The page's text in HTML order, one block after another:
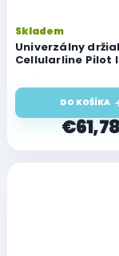
Univerzálny
Cellularline Pilot
bezdrôtového
čierny
Skladem
DO KOŠÍKA